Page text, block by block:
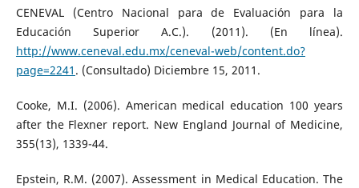
CENEVAL (Centro Nacional para de Evaluación para la
Educación Superior A.C.). (2011). (En línea).
http://www.ceneval.edu.mx/ceneval-web/content.do?
page=2241 . (Consultado) Diciembre 15, 2011.
Cooke, M.I. (2006). American medical education 100 years
after the Flexner report. New England Journal of Medicine,
355(13), 1339-44.
Epstein, R.M. (2007). Assessment in Medical Education. The